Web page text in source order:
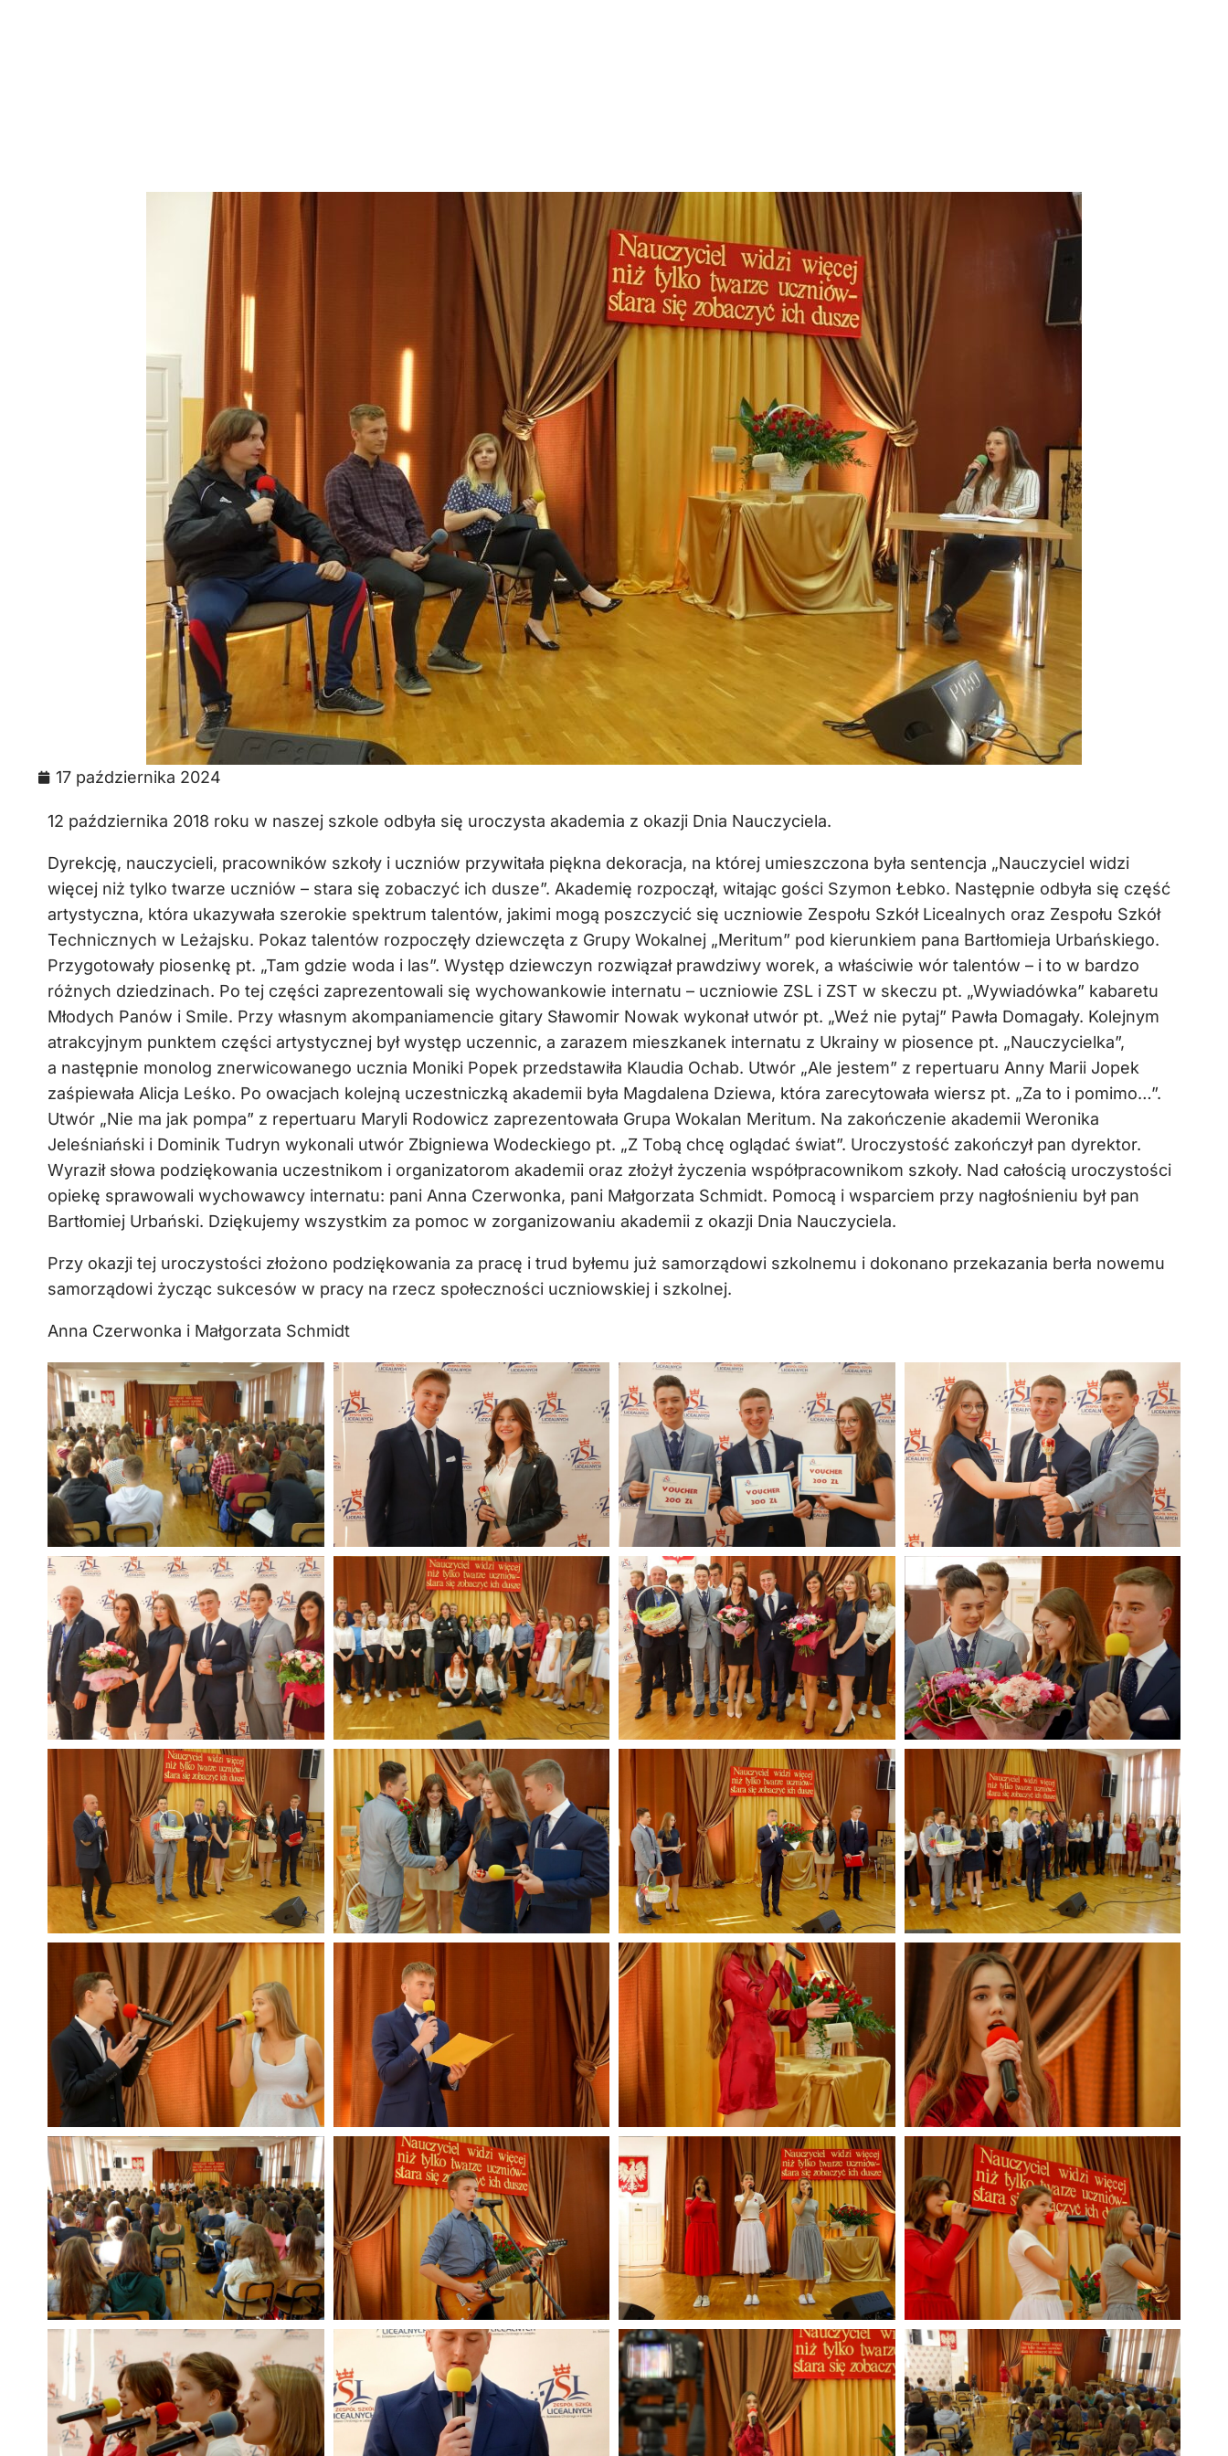
17 października 2024
12 października 2018 roku w naszej szkole odbyła się uroczysta akademia z okazji Dnia Nauczyciela.
Dyrekcję, nauczycieli, pracowników szkoły i uczniów przywitała piękna dekoracja, na której umieszczona była sentencja „Nauczyciel widzi
więcej niż tylko twarze uczniów – stara się zobaczyć ich dusze”. Akademię rozpoczął, witając gości Szymon Łebko. Następnie odbyła się część
artystyczna, która ukazywała szerokie spektrum talentów, jakimi mogą poszczycić się uczniowie Zespołu Szkół Licealnych oraz Zespołu Szkół
Technicznych w Leżajsku. Pokaz talentów rozpoczęły dziewczęta z Grupy Wokalnej „Meritum” pod kierunkiem pana Bartłomieja Urbańskiego.
Przygotowały piosenkę pt. „Tam gdzie woda i las”. Występ dziewczyn rozwiązał prawdziwy worek, a właściwie wór talentów – i to w bardzo
różnych dziedzinach. Po tej części zaprezentowali się wychowankowie internatu – uczniowie ZSL i ZST w skeczu pt. „Wywiadówka” kabaretu
Młodych Panów i Smile. Przy własnym akompaniamencie gitary Sławomir Nowak wykonał utwór pt. „Weź nie pytaj” Pawła Domagały. Kolejnym
atrakcyjnym punktem części artystycznej był występ uczennic, a zarazem mieszkanek internatu z Ukrainy w piosence pt. „Nauczycielka”,
a następnie monolog znerwicowanego ucznia Moniki Popek przedstawiła Klaudia Ochab. Utwór „Ale jestem” z repertuaru Anny Marii Jopek
zaśpiewała Alicja Leśko. Po owacjach kolejną uczestniczką akademii była Magdalena Dziewa, która zarecytowała wiersz pt. „Za to i pomimo…”.
Utwór „Nie ma jak pompa” z repertuaru Maryli Rodowicz zaprezentowała Grupa Wokalan Meritum. Na zakończenie akademii Weronika
Jeleśniański i Dominik Tudryn wykonali utwór Zbigniewa Wodeckiego pt. „Z Tobą chcę oglądać świat”. Uroczystość zakończył pan dyrektor.
Wyraził słowa podziękowania uczestnikom i organizatorom akademii oraz złożył życzenia współpracownikom szkoły. Nad całością uroczystości
opiekę sprawowali wychowawcy internatu: pani Anna Czerwonka, pani Małgorzata Schmidt. Pomocą i wsparciem przy nagłośnieniu był pan
Bartłomiej Urbański. Dziękujemy wszystkim za pomoc w zorganizowaniu akademii z okazji Dnia Nauczyciela.
Przy okazji tej uroczystości złożono podziękowania za pracę i trud byłemu już samorządowi szkolnemu i dokonano przekazania berła nowemu
samorządowi życząc sukcesów w pracy na rzecz społeczności uczniowskiej i szkolnej.
Anna Czerwonka i Małgorzata Schmidt